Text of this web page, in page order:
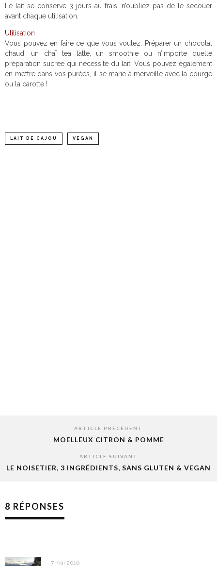
Le lait se conserve 3 jours au frais, n’oubliez pas de le secouer
avant chaque utilisation.
Utilisation
Vous pouvez en faire ce que vous voulez. Préparer un chocolat
chaud, un chaï tea latte, un smoothie ou n’importe quelle
préparation sucrée qui nécessite du lait. Vous pouvez également
en mettre dans vos purées, il se marie à merveille avec la courge
ou la carotte !
LAIT DE CAJOU VEGAN
ARTICLE PRÉCÉDENT
MOELLEUX CITRON & POMME
ARTICLE SUIVANT
LE NOISETIER, 3 INGRÉDIENTS, SANS GLUTEN & VEGAN
8 RÉPONSES
7 mai 2016